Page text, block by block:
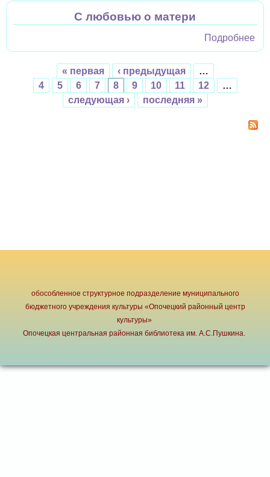
С любовью о матери
Подробнее
Страницы « первая ‹ предыдущая
…
4
5 6 7 8 9 10 11 12
…
следующая ›
последняя »
обособленное структурное подразделение муниципального
бюджетного учреждения культуры «Опочецкий районный центр
культуры»
Опочецкая центральная районная библиотека им. А.С.Пушкина.